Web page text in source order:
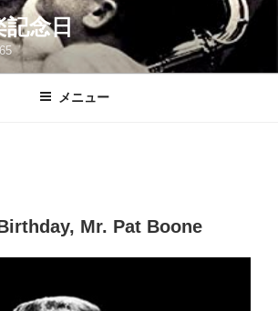
記念日
メニュー
Mr. Pat Boone